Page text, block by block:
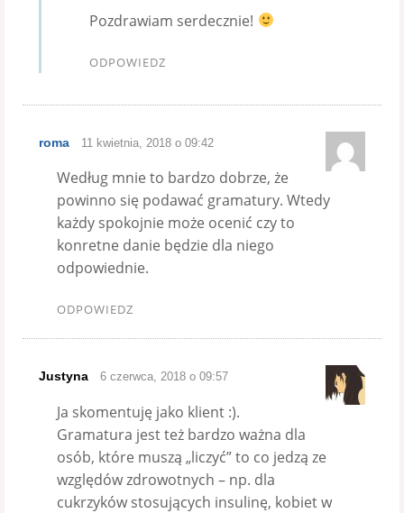
Pozdrawiam serdecznie!
ODPOWIEDZ
roma 11 kwietnia, 2018 o 09:42
Według mnie to bardzo dobrze, że
powinno się podawać gramatury. Wtedy
każdy spokojnie może ocenić czy to
konretne danie będzie dla niego
odpowiednie.
ODPOWIEDZ
Justyna 6 czerwca, 2018 o 09:57
Ja skomentuję jako klient :).
Gramatura jest też bardzo ważna dla
osób, które muszą „liczyć” to co jedzą ze
względów zdrowotnych – np. dla
cukrzyków stosujących insulinę, kobiet w